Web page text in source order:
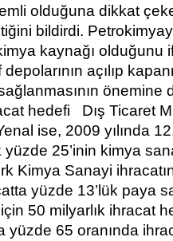
olduğuna dikkat
bildirdi.
kaynağı olduğunu
açılıp
önemine
hedefi Dış Ticaret
ise, 2009 yılında
25’inin kimya
Kimya Sanayi
yüzde 13’lük paya
50 milyarlık ihracat
65 oranında